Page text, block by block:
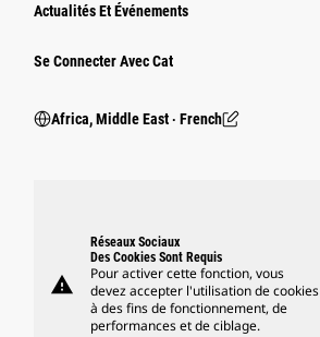
Actualités Et Événements
Se Connecter Avec Cat
Africa, Middle East ‧ French
warning
Réseaux Sociaux
Des Cookies Sont Requis
Pour activer cette fonction, vous
devez accepter l'utilisation de cookies
à des fins de fonctionnement, de
performances et de ciblage.